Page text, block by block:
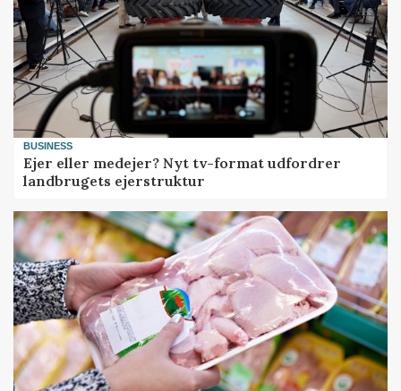
BUSINESS
Ejer eller medejer? Nyt tv-format udfordrer
landbrugets ejerstruktur